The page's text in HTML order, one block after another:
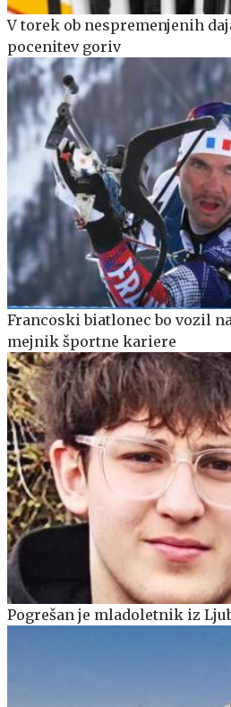
V torek ob nespremenjenih
pocenitev goriv
Francoski biatlonec bo vozil
mejnik športne kariere
Pogrešan je mladoletnik iz